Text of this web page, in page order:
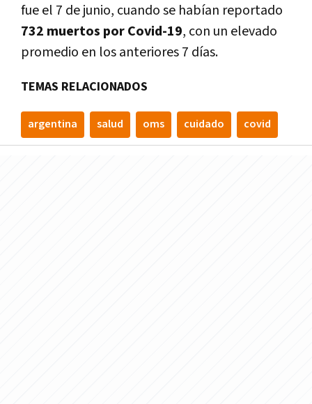
fue el 7 de junio, cuando se habían reportado
732 muertos por Covid-19, con un elevado
promedio en los anteriores 7 días.
TEMAS RELACIONADOS
argentina salud oms cuidado covid